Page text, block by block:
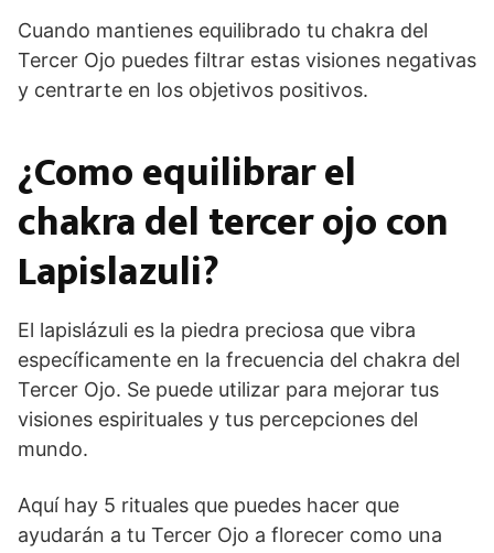
Cuando mantienes equilibrado tu chakra del
Tercer Ojo puedes filtrar estas visiones negativas
y centrarte en los objetivos positivos.
¿Como equilibrar el
chakra del tercer ojo con
Lapislazuli?
El lapislázuli es la piedra preciosa que vibra
específicamente en la frecuencia del chakra del
Tercer Ojo. Se puede utilizar para mejorar tus
visiones espirituales y tus percepciones del
mundo.
Aquí hay 5 rituales que puedes hacer que
ayudarán a tu Tercer Ojo a florecer como una